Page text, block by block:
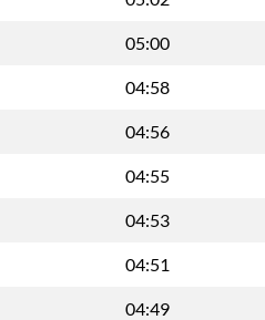
05:00
04:58
04:56
04:55
04:53
04:51
04:49